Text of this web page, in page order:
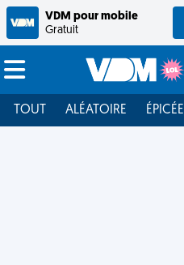
VDM pour mobile
Gratuit
TOUT ALÉATOIRE ÉPICÉE